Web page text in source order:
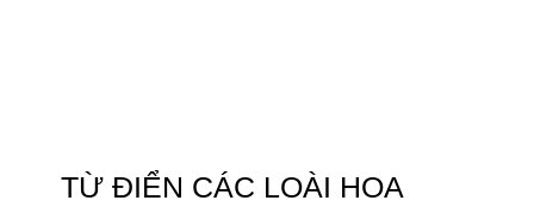
TỪ ĐIỂN CÁC LOÀI HOA